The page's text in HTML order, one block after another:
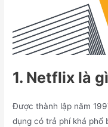
1. Netflix là
Được thành lập năm
dụng có trả phí khá phổ